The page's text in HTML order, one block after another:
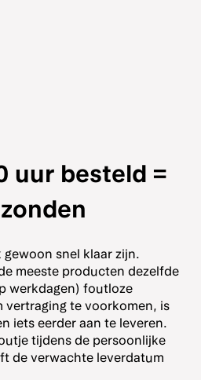
uur besteld =
snel klaar zijn.
meeste producten dezelfde
werkdagen) foutloze
vertraging te voorkomen, is
iets eerder aan te leveren.
tijdens de persoonlijke
de verwachte leverdatum